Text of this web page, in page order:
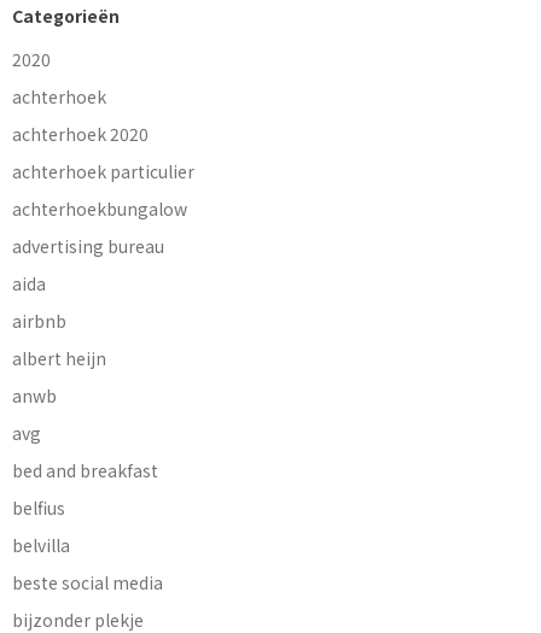
Categorieën
2020
achterhoek
achterhoek 2020
achterhoek particulier
achterhoekbungalow
advertising bureau
aida
airbnb
albert heijn
anwb
avg
bed and breakfast
belfius
belvilla
beste social media
bijzonder plekje